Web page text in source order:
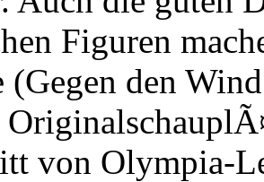
Figuren
den
von Olympia-